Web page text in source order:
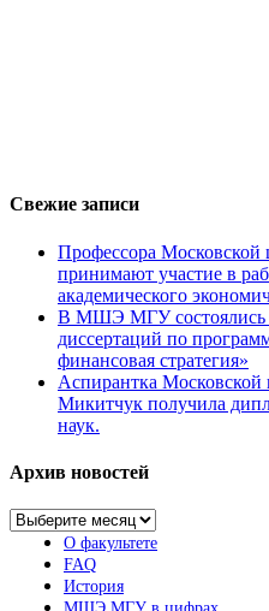
Свежие записи
Профессора
принимают участие в
академического
В МШЭ МГУ состоялись
диссертаций по
финансовая стратегия»
Аспирантка
Микитчук получила
наук.
Архив новостей
Архив
новостейО факультете
FAQ
История